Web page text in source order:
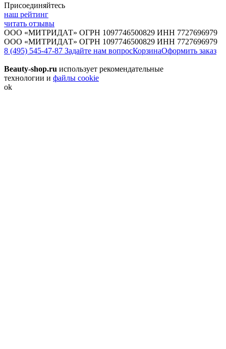
Присоединяйтесь
наш рейтинг
читать отзывы
ООО «МИТРИДАТ» ОГРН 1097746500829 ИНН 7727696979
ООО «МИТРИДАТ» ОГРН 1097746500829 ИНН 7727696979
8 (495) 545-47-87 Задайте нам вопросКорзинаОформить заказ
Beauty-shop.ru использует рекомендательные
технологии и файлы cookie
ok